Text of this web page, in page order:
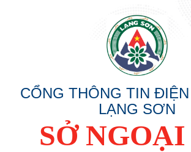
CỔNG THÔNG TIN
LẠNG SƠN
SỞ